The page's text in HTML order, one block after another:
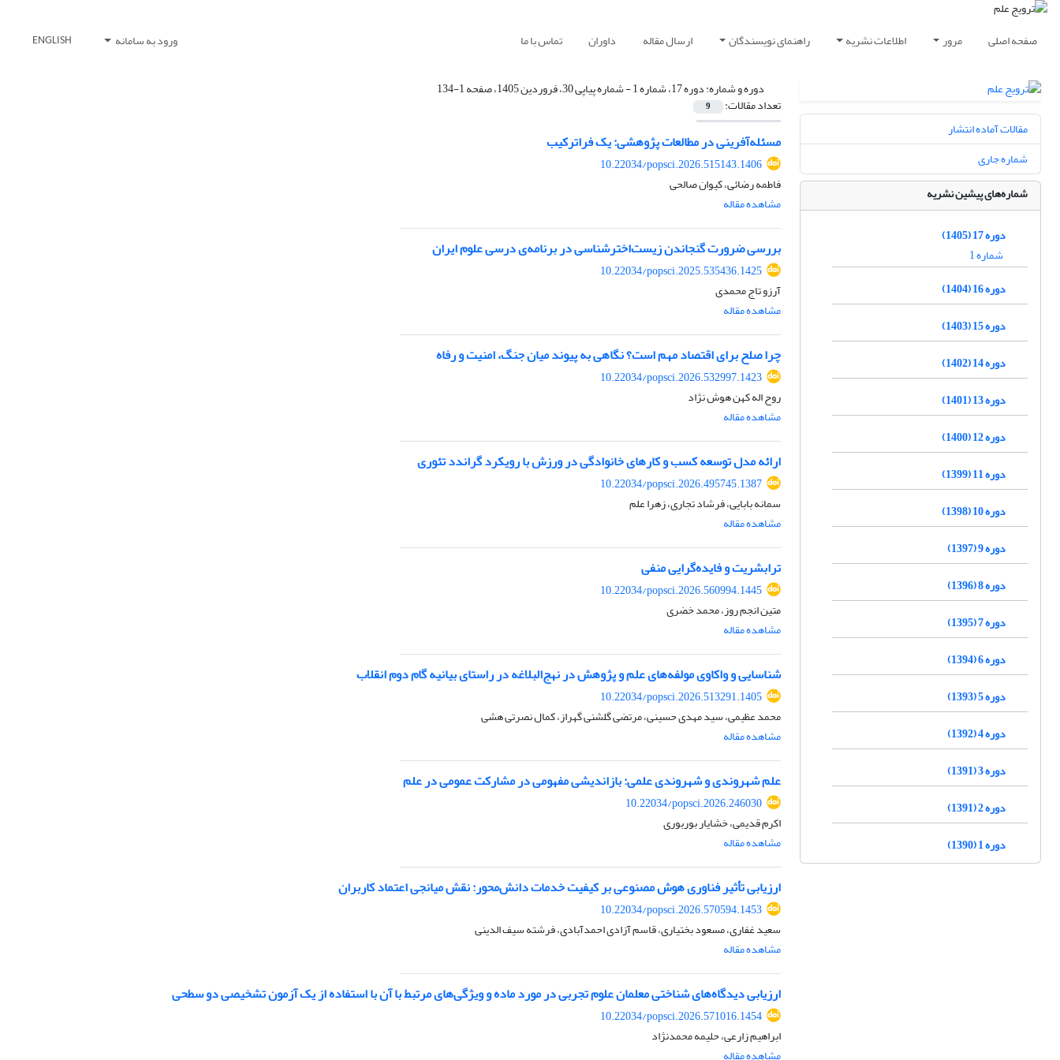
صفحه اصلی مرور اطلاعات نشریه راهنمای نویسندگان ارسال مقاله داوران تماس با ما ورود به سامانه ENGLISH
دوره و شماره:دوره 17، شماره 1 - شماره پیاپی 30، فروردین 1405، صفحه 1-134
تعداد مقالات: 9
مسئله‌آفرینی در مطالعات پژوهشی: یک فراترکیب
10.22034/popsci.2026.515143.1406
فاطمه رضائی، کیوان صالحی
مشاهده مقاله
بررسی ضرورت گنجاندن زیست‌اخترشناسی در برنامه‌ی درسی علوم ایران
10.22034/popsci.2025.535436.1425
آرزو تاج محمدی
مشاهده مقاله
چرا صلح برای اقتصاد مهم است؟ نگاهی به پیوند میان جنگ، امنیت و رفاه
10.22034/popsci.2026.532997.1423
روح اله کهن هوش نژاد
مشاهده مقاله
ارائه مدل توسعه کسب و کارهای خانوادگی در ورزش با رویکرد گراندد تئوری
10.22034/popsci.2026.495745.1387
سمانه بابایی، فرشاد تجاری، زهرا علم
مشاهده مقاله
ترابشریت و فایده‌گرایی منفی
10.22034/popsci.2026.560994.1445
متین انجم روز، محمد خضری
مشاهده مقاله
شناسایی و واکاوی مولفه‌های علم و پژوهش در نهج‌البلاغه در راستای بیانیه گام دوم انقلاب
10.22034/popsci.2026.513291.1405
محمد عظیمی، سید مهدی حسینی، مرتضی گلشنی گهراز، کمال نصرتی هشی
مشاهده مقاله
علم شهروندی و شهروندی علمی: بازاندیشی مفهومی در مشارکت عمومی در علم
10.22034/popsci.2026.246030
اکرم قدیمی، خشایار بوربوری
مشاهده مقاله
ارزیابی تأثیر فناوری هوش مصنوعی بر کیفیت خدمات دانش‌محور: نقش میانجی اعتماد کاربران
10.22034/popsci.2026.570594.1453
سعید غفاری، مسعود بختیاری، قاسم آزادی احمدآبادی، فرشته سیف الدینی
مشاهده مقاله
ارزیابی دیدگاه‌های شناختی معلمان علوم تجربی در مورد ماده و ویژگی‌های مرتبط با آن با استفاده از یک آزمون تشخیصی دو سطحی
10.22034/popsci.2026.571016.1454
ابراهیم زارعی، حلیمه محمدنژاد
مقالات آماده انتشار
شماره جاری
شماره‌های پیشین نشریه
دوره 17 (1405)
شماره 1
دوره 16 (1404)
دوره 15 (1403)
دوره 14 (1402)
دوره 13 (1401)
دوره 12 (1400)
دوره 11 (1399)
دوره 10 (1398)
دوره 9 (1397)
دوره 8 (1396)
دوره 7 (1395)
دوره 6 (1394)
دوره 5 (1393)
دوره 4 (1392)
دوره 3 (1391)
دوره 2 (1391)
دوره 1 (1390)